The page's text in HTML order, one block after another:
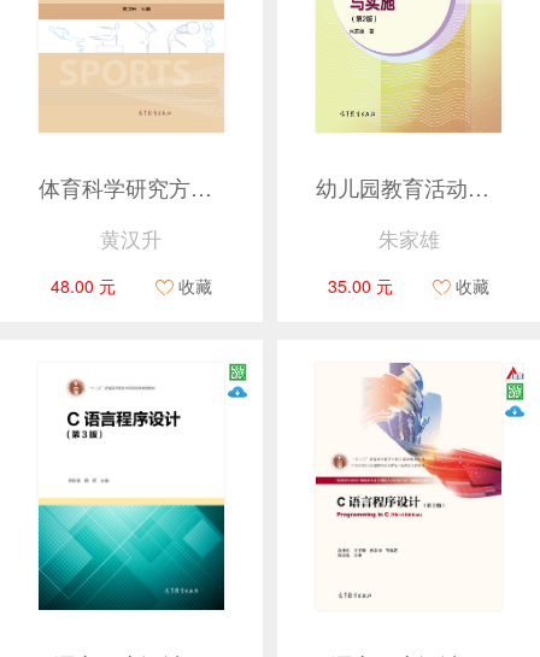
体育科学研究方法（第三版）
黄汉升
48.00 元 收藏
幼儿园教育活动设计与实施(第2版)
朱家雄
35.00 元 收藏